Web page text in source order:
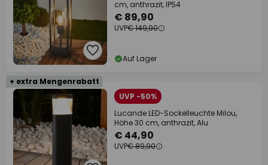
cm, anthrazit, IP54
€ 89,90
UVP€ 149,90
Auf Lager
+ extra Mengenrabatt
UVP -50%
Lucande LED-Sockelleuchte Milou,
Höhe 30 cm, anthrazit, Alu
€ 44,90
UVP€ 89,90